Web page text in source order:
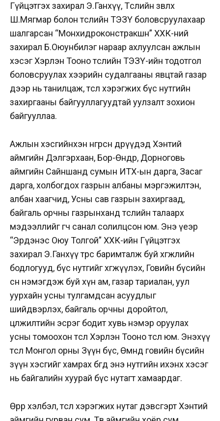
Гүйцэтгэх захирал Э.Ганхүү, Төслийн зөвлөх
Ш.Мягмар болон төслийн ТЭЗҮ боловсруулахаар
шалгарсан “Монхидроконстракшн” ХХК-ний
захирал Б.Оюунбилэг нараар ахлуулсан ажлын
хэсэг Хэрлэн Тооно төслийн ТЭЗҮ-ийн тодотгол
боловсруулах хээрийн судалгааны явцтай газар
дээр нь танилцаж, төсөл хэрэгжих бүс нутгийн
захиргааны байгууллагуудтай уулзалт зохион
байгууллаа.
Ажлын хэсгийнхэн өнгөрсөн өдрүүдэд Хэнтий
аймгийн Дэлгэрхаан, Бор-Өндөр, Дорноговь
аймгийн Сайншанд сумын ИТХ-ын дарга, Засаг
дарга, холбогдох газрын албаны мэргэжилтэн,
албан хаагчид, Усны сав газрын захиргаад,
байгаль орчны газрынханд төслийн талаарх
мэдээллийг өгч санал солилцсон юм. Энэ үеэр
“Эрдэнэс Оюу Толгой” ХХК-ийн Гүйцэтгэх
захирал Э.Ганхүү төрөөс баримталж буй хөгжлийн
бодлогууд, бүс нутгийг хөгжүүлэх, Говийн бүсийн
өсөн нэмэгдэж буй хүн ам, газар тариалан, уул
уурхайн усны тулгамдсан асуудлыг
шийдвэрлэх, байгаль орчны доройтол,
цөлжилтийн эсрэг бодит хувь нэмэр оруулах
усны томоохон төсөл Хэрлэн Тооно төсөл юм. Энэхүү
төсөл Монгол орны Зүүн бүс, Өмнөд говийн бүсийн
зүүн хэсгийг хамрах бөгөөд энэ нутгийн ихэнх хэсэг
нь байгалийн хуурай бүс нутагт хамаардаг.
Өөрөөр хэлбэл, төсөл хэрэгжих нутаг дэвсгэрт Хэнтий